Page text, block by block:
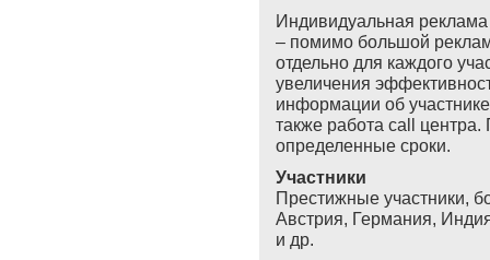
Индивидуальная
– помимо большой
отдельно для каждого
увеличения
информации об
также работа call
определенные сроки.
Участники
Престижные участники,
Австрия, Германия,
и др.